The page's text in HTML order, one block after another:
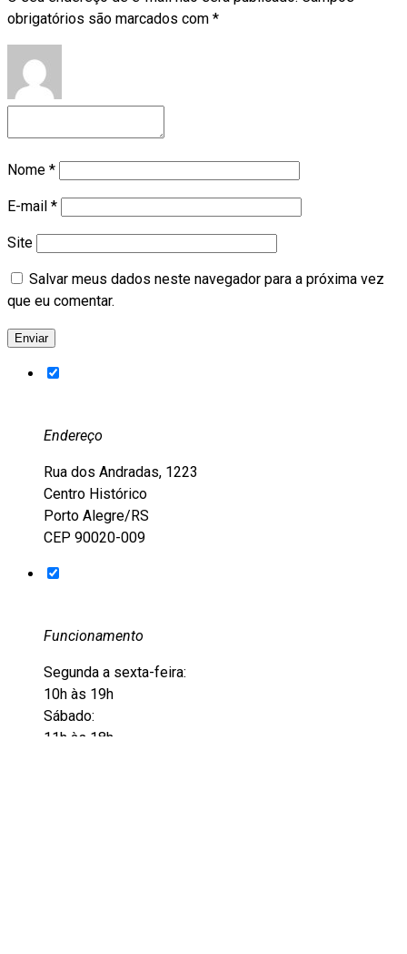
obrigatórios são marcados com *
Nome *
E-mail *
Site
Salvar meus dados neste navegador para a próxima vez
que eu comentar.
Endereço
Rua dos Andradas, 1223
Centro Histórico
Porto Alegre/RS
CEP 90020-009
Funcionamento
Segunda a sexta-feira:
10h às 19h
Sábado:
11h às 18h